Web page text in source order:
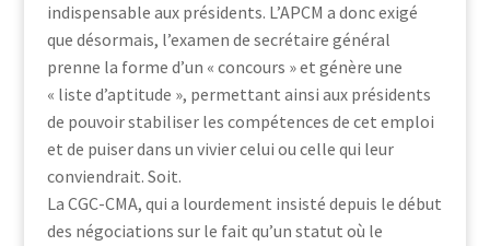
indispensable aux présidents. L’APCM a donc exigé
que désormais, l’examen de secrétaire général
prenne la forme d’un « concours » et génère une
« liste d’aptitude », permettant ainsi aux présidents
de pouvoir stabiliser les compétences de cet emploi
et de puiser dans un vivier celui ou celle qui leur
conviendrait. Soit.
La CGC-CMA, qui a lourdement insisté depuis le début
des négociations sur le fait qu’un statut où le